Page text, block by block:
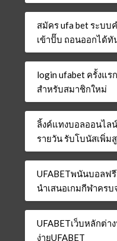
สมัคร ufa bet ระบ
เข้าปั๊บ ถอนออกได้ทั
login ufabet ครั้งแร
สำหรับสมาชิกใหม่
ลิ้งค์แทงบอลออนไล
รายวัน รับโบนัสเพิ่ม
UFABETพนันบอลฟ
นำเสนอเกมกีฬาครบ
UFABETเว็บหลักต่า
ง่ายUFABET